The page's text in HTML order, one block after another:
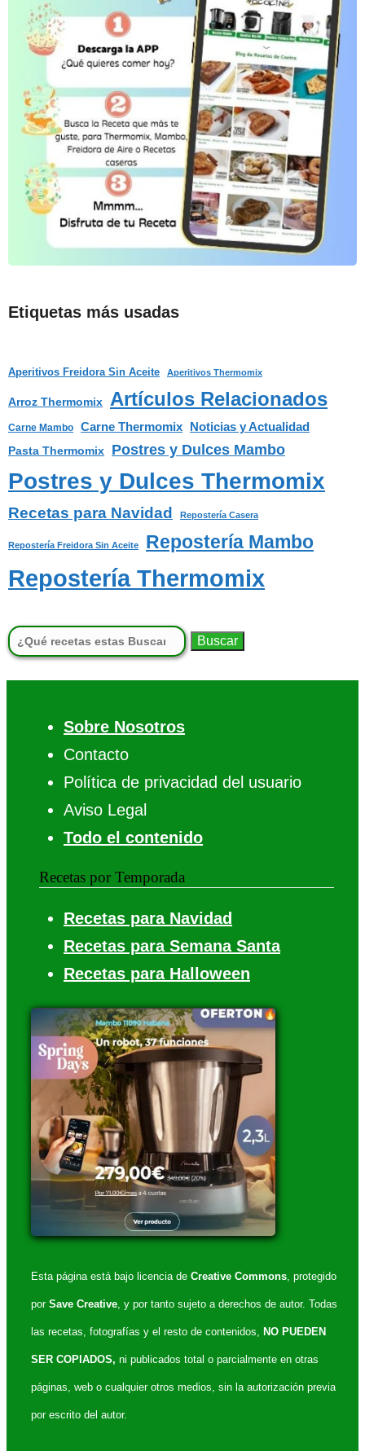
Etiquetas más usadas
Aperitivos Freidora Sin Aceite Aperitivos Thermomix
Arroz Thermomix Artículos Relacionados
Carne Mambo Carne Thermomix Noticias y Actualidad
Pasta Thermomix Postres y Dulces Mambo
Postres y Dulces Thermomix
Recetas para Navidad Repostería Casera
Repostería Freidora Sin Aceite Repostería Mambo
Repostería Thermomix
Buscar:
Sobre Nosotros
Contacto
Política de privacidad del usuario
Aviso Legal
Todo el contenido
Recetas por Temporada
Recetas para Navidad
Recetas para Semana Santa
Recetas para Halloween
Esta página está bajo licencia de Creative Commons , protegido
por Save Creative , y por tanto sujeto a derechos de autor. Todas
las recetas, fotografías y el resto de contenidos, NO PUEDEN
SER COPIADOS, ni publicados total o parcialmente en otras
páginas, web o cualquier otros medios, sin la autorización previa
por escrito del autor.